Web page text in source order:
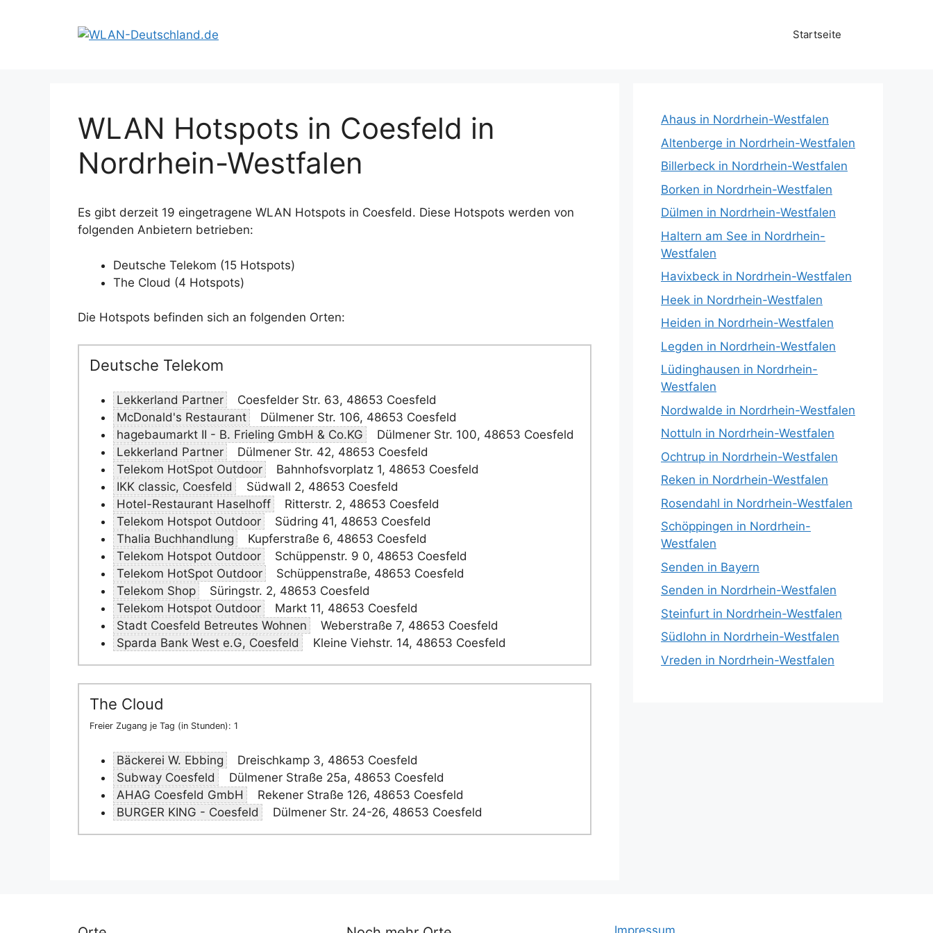
Startseite
WLAN Hotspots in Coesfeld in
Nordrhein-Westfalen
Es gibt derzeit 19 eingetragene WLAN Hotspots in Coesfeld. Diese Hotspots werden von
folgenden Anbietern betrieben:
Deutsche Telekom (15 Hotspots)
The Cloud (4 Hotspots)
Die Hotspots befinden sich an folgenden Orten:
Deutsche Telekom
Lekkerland Partner
Coesfelder Str. 63, 48653 Coesfeld
McDonald's Restaurant
Dülmener Str. 106, 48653 Coesfeld
hagebaumarkt II - B. Frieling GmbH & Co.KG
Dülmener Str. 100, 48653 Coesfeld
Lekkerland Partner
Dülmener Str. 42, 48653 Coesfeld
Telekom HotSpot Outdoor
Bahnhofsvorplatz 1, 48653 Coesfeld
IKK classic, Coesfeld
Südwall 2, 48653 Coesfeld
Hotel-Restaurant Haselhoff
Ritterstr. 2, 48653 Coesfeld
Telekom Hotspot Outdoor
Südring 41, 48653 Coesfeld
Thalia Buchhandlung
Kupferstraße 6, 48653 Coesfeld
Telekom Hotspot Outdoor
Schüppenstr. 9 0, 48653 Coesfeld
Telekom HotSpot Outdoor
Schüppenstraße, 48653 Coesfeld
Telekom Shop
Süringstr. 2, 48653 Coesfeld
Telekom Hotspot Outdoor
Markt 11, 48653 Coesfeld
Stadt Coesfeld Betreutes Wohnen
Weberstraße 7, 48653 Coesfeld
Sparda Bank West e.G, Coesfeld
Kleine Viehstr. 14, 48653 Coesfeld
The Cloud
Freier Zugang je Tag (in Stunden): 1
Bäckerei W. Ebbing
Dreischkamp 3, 48653 Coesfeld
Subway Coesfeld
Dülmener Straße 25a, 48653 Coesfeld
AHAG Coesfeld GmbH
Rekener Straße 126, 48653 Coesfeld
BURGER KING - Coesfeld
Dülmener Str. 24-26, 48653 Coesfeld
Ahaus in Nordrhein-Westfalen
Altenberge in Nordrhein-Westfalen
Billerbeck in Nordrhein-Westfalen
Borken in Nordrhein-Westfalen
Dülmen in Nordrhein-Westfalen
Haltern am See in Nordrhein-
Westfalen
Havixbeck in Nordrhein-Westfalen
Heek in Nordrhein-Westfalen
Heiden in Nordrhein-Westfalen
Legden in Nordrhein-Westfalen
Lüdinghausen in Nordrhein-
Westfalen
Nordwalde in Nordrhein-Westfalen
Nottuln in Nordrhein-Westfalen
Ochtrup in Nordrhein-Westfalen
Reken in Nordrhein-Westfalen
Rosendahl in Nordrhein-Westfalen
Schöppingen in Nordrhein-
Westfalen
Senden in Bayern
Senden in Nordrhein-Westfalen
Steinfurt in Nordrhein-Westfalen
Südlohn in Nordrhein-Westfalen
Vreden in Nordrhein-Westfalen